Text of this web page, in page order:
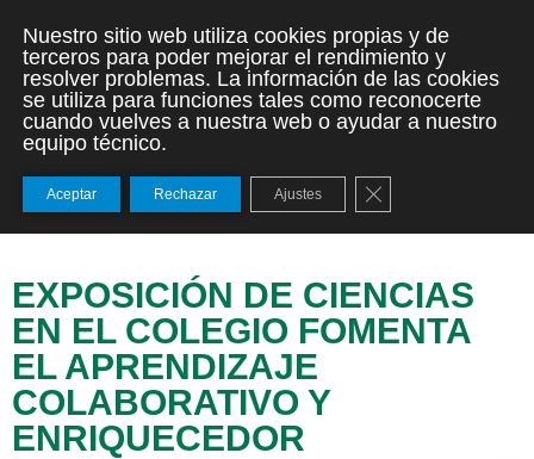
EXPOSICIÓN DE CIENCIAS
EN EL COLEGIO FOMENTA
EL APRENDIZAJE
COLABORATIVO Y
ENRIQUECEDOR
Nuestro sitio web utiliza cookies propias y de
terceros para poder mejorar el rendimiento y
resolver problemas. La información de las cookies
se utiliza para funciones tales como reconocerte
cuando vuelves a nuestra web o ayudar a nuestro
equipo técnico.
Aceptar Rechazar Ajustes Cerrar el banner de